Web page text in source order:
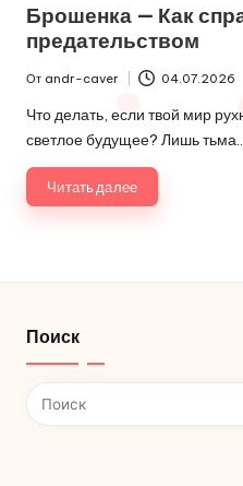
Брошенка — Как
предательством
Запись
от
От andr-caver 04.07.2026
Что делать, если твой мир
светлое будущее? Лишь
Читать далее
Поиск